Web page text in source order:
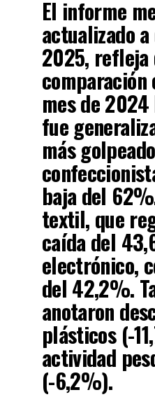
El informe
actualizado a
2025, refleja
mes de
fue
más
baja del
textil, que
caída del
electrónico,
del 42,2%.
anotaron
plásticos (-
actividad
(-6,2%).